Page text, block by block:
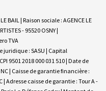
BAIL | Raison sociale : AGENCE LE
- 95520 OSNY |
TVA
juridique : SASU | Capital
9501 2018 000 031 510 | Date de
| Caisse de garantie financière :
| Adresse caisse de garantie : Tour A -